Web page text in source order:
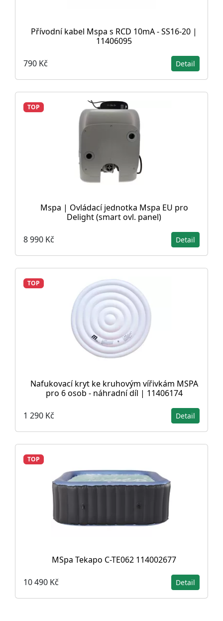
Přívodní kabel Mspa s RCD 10mA - SS16-20 |
11406095
790 Kč Detail
TOP
Mspa | Ovládací jednotka Mspa EU pro
Delight (smart ovl. panel)
8 990 Kč Detail
TOP
Nafukovací kryt ke kruhovým vířivkám MSPA
pro 6 osob - náhradní díl | 11406174
1 290 Kč Detail
TOP
MSpa Tekapo C-TE062 114002677
10 490 Kč Detail